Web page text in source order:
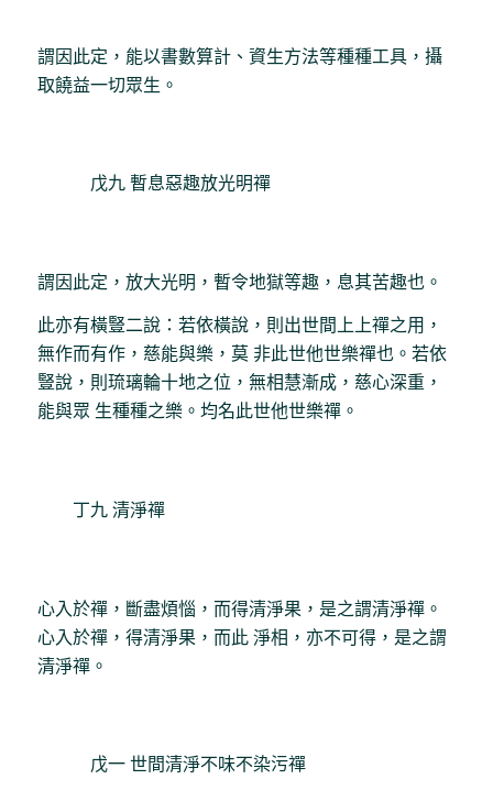
謂因此定，能以書數算計、資生方法等種種工具，攝
取饒益一切眾生。
戊九 暫息惡趣放光明禪
謂因此定，放大光明，暫令地獄等趣，息其苦趣也。
此亦有橫豎二說：若依橫說，則出世間上上禪之用，
無作而有作，慈能與樂，莫 非此世他世樂禪也。若依
豎說，則琉璃輪十地之位，無相慧漸成，慈心深重，
能與眾 生種種之樂。均名此世他世樂禪。
丁九 清淨禪
心入於禪，斷盡煩惱，而得清淨果，是之謂清淨禪。
心入於禪，得清淨果，而此 淨相，亦不可得，是之謂
清淨禪。
戊一 世間清淨不味不染污禪